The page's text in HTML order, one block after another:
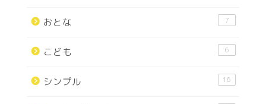
おとな 7
こども 6
シンプル 16